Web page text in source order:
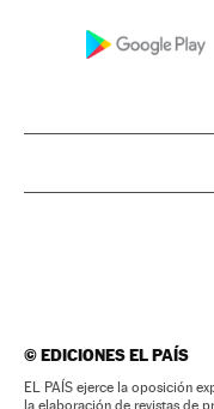
©EDICIONES EL PAÍS
EL PAÍS ejerce la oposición
la elaboración de revistas de